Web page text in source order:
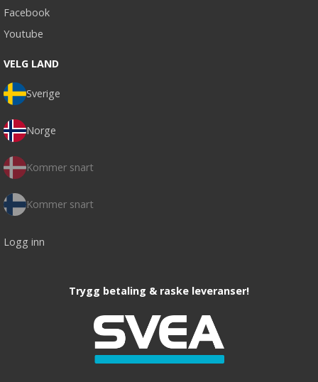
Facebook
Youtube
VELG LAND
Sverige
Norge
Kommer snart
Kommer snart
Logg inn
Trygg betaling & raske leveranser!